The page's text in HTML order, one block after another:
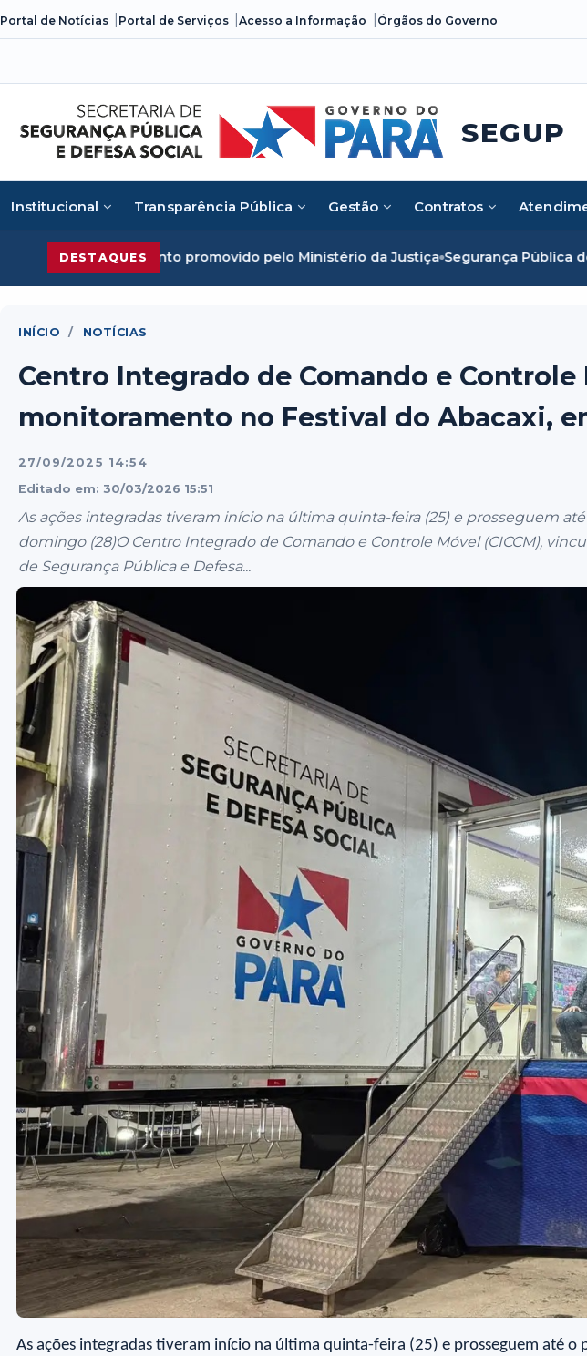
Portal de Notícias Portal de Serviços Acesso a Informação Órgãos do Governo
SEGUP
Institucional Transparência Pública Gestão Contratos
DESTAQUES
promovido pelo Ministério da Justiça Segurança Pública do Pará alcança
INÍCIO / NOTÍCIAS
Centro Integrado de Comando e
monitoramento no Festival do Abacaxi,
27/09/2025 14:54
Editado em: 30/03/2026 15:51
As ações integradas tiveram início na última quinta-feira (25) e prosseguem
domingo (28)O Centro Integrado de Comando e Controle Móvel (CICCM),
de Segurança Pública e Defesa...
As ações integradas tiveram início na última quinta-feira (25) e prosseguem até o